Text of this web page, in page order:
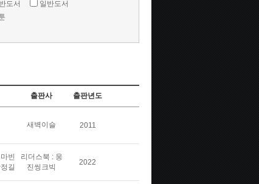
도서
일반도서
출판사 출판년도
새벽이슬 2011
빈
길
리더스북 : 웅
진씽크빅
2022